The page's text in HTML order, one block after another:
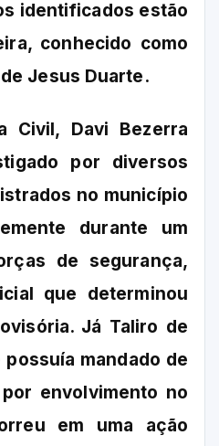
identificados estão
conhecido como
Jesus Duarte.
Civil, Davi Bezerra
por diversos
no município
durante um
de segurança,
que determinou
Já Taliro de
mandado de
envolvimento no
em uma ação